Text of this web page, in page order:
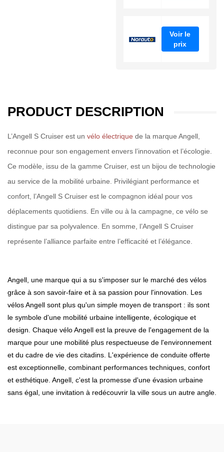
Voir le
prix
PRODUCT DESCRIPTION
L’Angell S Cruiser est un vélo électrique de la marque Angell,
reconnue pour son engagement envers l’innovation et l’écologie.
Ce modèle, issu de la gamme Cruiser, est un bijou de technologie
au service de la mobilité urbaine. Privilégiant performance et
confort, l’Angell S Cruiser est le compagnon idéal pour vos
déplacements quotidiens. En ville ou à la campagne, ce vélo se
distingue par sa polyvalence. En somme, l’Angell S Cruiser
représente l’alliance parfaite entre l’efficacité et l’élégance.
Angell, une marque qui a su s'imposer sur le marché des vélos
grâce à son savoir-faire et à sa passion pour l'innovation. Les
vélos Angell sont plus qu'un simple moyen de transport : ils sont
le symbole d'une mobilité urbaine intelligente, écologique et
design. Chaque vélo Angell est la preuve de l'engagement de la
marque pour une mobilité plus respectueuse de l'environnement
et du cadre de vie des citadins. L'expérience de conduite offerte
est exceptionnelle, combinant performances techniques, confort
et esthétique. Angell, c'est la promesse d'une évasion urbaine
sans égal, une invitation à redécouvrir la ville sous un autre angle.